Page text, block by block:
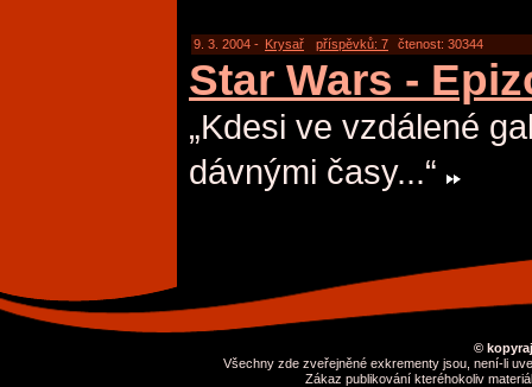
9. 3. 2004 - Krysař příspěvků: 7 čtenost: 30344
Star Wars -
„Kdesi ve vzdálené
dávnými časy...“
©
Všechny zde zveřejněné exkrementy jsou, není-li
Zákaz publikování kteréhokoliv